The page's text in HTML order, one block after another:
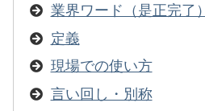
業界ワード（是正完了）
定義
現場での使い方
言い回し・別称